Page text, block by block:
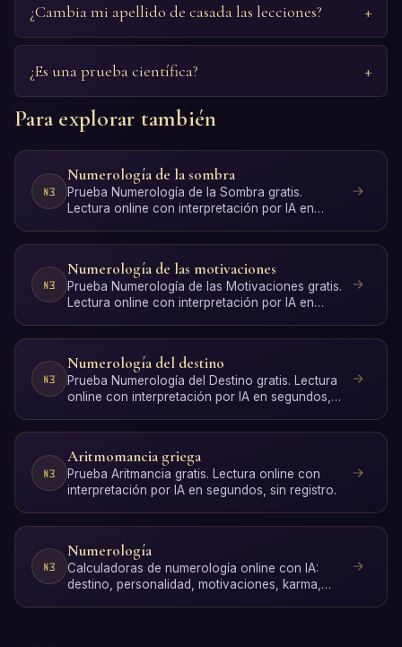
¿Cambia mi apellido de casada las lecciones?
¿Es una prueba científica?
Para explorar también
Numerología de la sombra
Prueba Numerología de la Sombra gratis.
Lectura online con interpretación por IA en
Numerología de las motivaciones
Prueba Numerología de las Motivaciones gratis.
Lectura online con interpretación por IA en
Numerología del destino
Prueba Numerología del Destino gratis. Lectura
online con interpretación por IA en segundos,
Aritmomancia griega
Prueba Aritmancia gratis. Lectura online con
interpretación por IA en segundos, sin registro.
Numerología
Calculadoras de numerología online con IA:
destino, personalidad, motivaciones, karma,